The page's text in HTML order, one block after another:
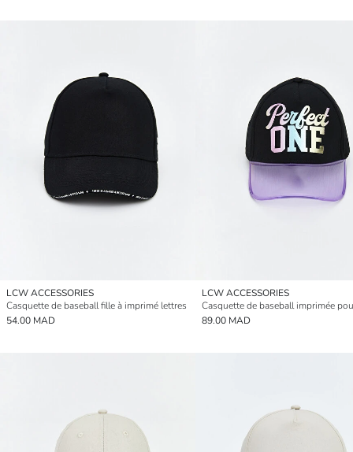
LCW ACCESSORIES
Casquette de baseball fille à imprimé lettres
54.00 MAD
LCW ACCESSORIES
Casquette de baseball imprimée
89.00 MAD